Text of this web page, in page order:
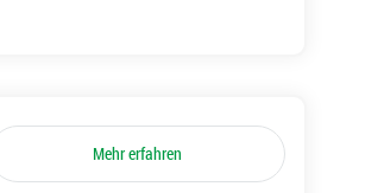
Mehr erfahren